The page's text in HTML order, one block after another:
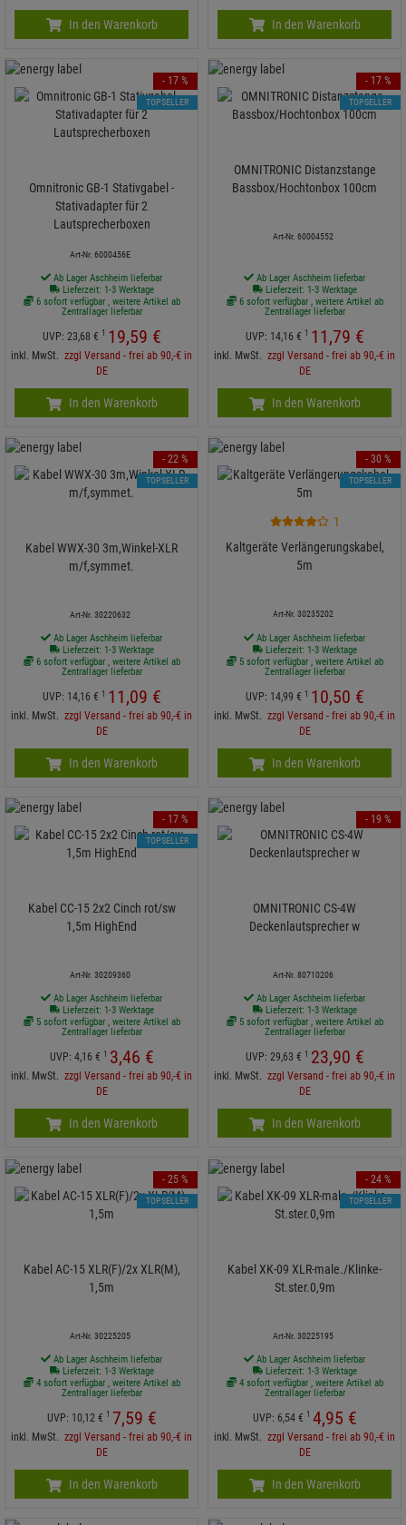
In den Warenkorb In den Warenkorb
Omnitronic GB-1 Stativgabel -
Stativadapter für 2
Lautsprecherboxen
Art-Nr. 6000456E
Ab Lager Aschheim lieferbar
Lieferzeit: 1-3 Werktage
6 sofort verfügbar , weitere Artikel ab
Zentrallager lieferbar
UVP: 23,68 € 1 19,59 €
inkl. MwSt. zzgl Versand - frei ab 90,-€ in
DE
- 17 %
TOPSELLER
In den Warenkorb
OMNITRONIC Distanzstange
Bassbox/Hochtonbox 100cm
Art-Nr. 60004552
Ab Lager Aschheim lieferbar
Lieferzeit: 1-3 Werktage
6 sofort verfügbar , weitere Artikel ab
Zentrallager lieferbar
UVP: 14,16 € 1 11,79 €
inkl. MwSt. zzgl Versand - frei ab 90,-€ in
DE
- 17 %
TOPSELLER
In den Warenkorb
Kabel WWX-30 3m,Winkel-XLR
m/f,symmet.
Art-Nr. 30220632
Ab Lager Aschheim lieferbar
Lieferzeit: 1-3 Werktage
6 sofort verfügbar , weitere Artikel ab
Zentrallager lieferbar
UVP: 14,16 € 1 11,09 €
inkl. MwSt. zzgl Versand - frei ab 90,-€ in
DE
- 22 %
TOPSELLER
In den Warenkorb
1
Kaltgeräte Verlängerungskabel,
5m
Art-Nr. 30235202
Ab Lager Aschheim lieferbar
Lieferzeit: 1-3 Werktage
5 sofort verfügbar , weitere Artikel ab
Zentrallager lieferbar
UVP: 14,99 € 1 10,50 €
inkl. MwSt. zzgl Versand - frei ab 90,-€ in
DE
- 30 %
TOPSELLER
In den Warenkorb
Kabel CC-15 2x2 Cinch rot/sw
1,5m HighEnd
Art-Nr. 30209360
Ab Lager Aschheim lieferbar
Lieferzeit: 1-3 Werktage
5 sofort verfügbar , weitere Artikel ab
Zentrallager lieferbar
UVP: 4,16 € 1 3,46 €
inkl. MwSt. zzgl Versand - frei ab 90,-€ in
DE
- 17 %
TOPSELLER
In den Warenkorb
OMNITRONIC CS-4W
Deckenlautsprecher w
Art-Nr. 80710206
Ab Lager Aschheim lieferbar
Lieferzeit: 1-3 Werktage
5 sofort verfügbar , weitere Artikel ab
Zentrallager lieferbar
UVP: 29,63 € 1 23,90 €
inkl. MwSt. zzgl Versand - frei ab 90,-€ in
DE
- 19 %
In den Warenkorb
Kabel AC-15 XLR(F)/2x XLR(M),
1,5m
Art-Nr. 30225205
Ab Lager Aschheim lieferbar
Lieferzeit: 1-3 Werktage
4 sofort verfügbar , weitere Artikel ab
Zentrallager lieferbar
UVP: 10, 12 € 1 7,59 €
inkl. MwSt. zzgl Versand - frei ab 90,-€ in
DE
- 25 %
TOPSELLER
In den Warenkorb
Kabel XK-09 XLR-male./Klinke-
St.ster.0,9m
Art-Nr. 30225195
Ab Lager Aschheim lieferbar
Lieferzeit: 1-3 Werktage
4 sofort verfügbar , weitere Artikel ab
Zentrallager lieferbar
UVP: 6, 54 € 1 4,95 €
inkl. MwSt. zzgl Versand - frei ab 90,-€ in
DE
- 24 %
TOPSELLER
In den Warenkorb